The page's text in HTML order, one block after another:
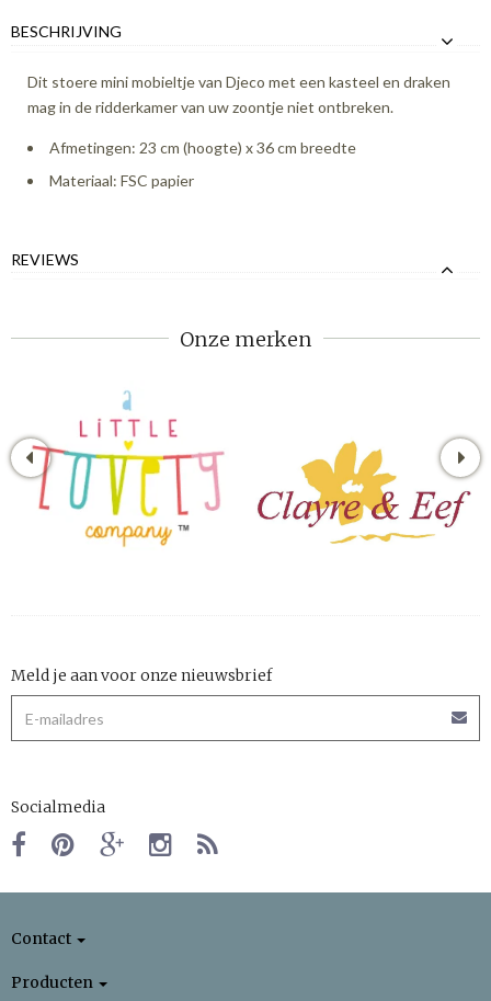
BESCHRIJVING
Dit stoere mini mobieltje van Djeco met een kasteel en draken
mag in de ridderkamer van uw zoontje niet ontbreken.
Afmetingen: 23 cm (hoogte) x 36 cm breedte
Materiaal: FSC papier
REVIEWS
Onze merken
Meld je aan voor onze nieuwsbrief
Socialmedia
Contact
Producten